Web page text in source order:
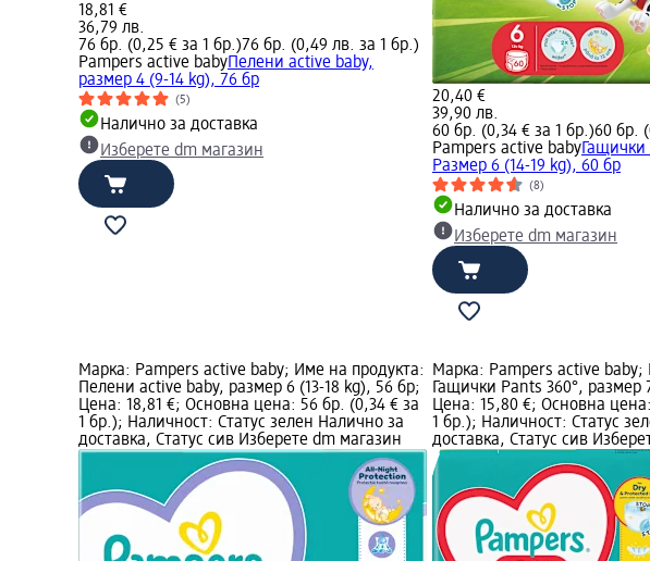
18,81 €
36,79 лв.
76 бр. (0,25 € за 1 бр.)76 бр. (0,49 лв. за 1 бр.)
Pampers active baby Пелени active baby,
размер 4 (9-14 kg), 76 бр
(5)
Налично за доставка
Изберете dm магазин
20,40 €
39,90 лв.
60 бр. (0,34 € за 1 бр.)60 бр.
Pampers active baby
Размер 6 (14-19 kg), 60 бр
(8)
Налично за доставка
Изберете dm магазин
Марка: Pampers active baby; Име на продукта:
Пелени active baby, размер 6 (13-18 kg), 56 бр;
Цена: 18,81 €; Основна цена: 56 бр. (0,34 € за
1 бр.); Наличност: Статус зелен Налично за
доставка, Статус сив Изберете dm магазин
Марка: Pampers active baby;
Гащички Pants 360°, размер
Цена: 15,80 €; Основна
1 бр.); Наличност: Статус
доставка, Статус сив